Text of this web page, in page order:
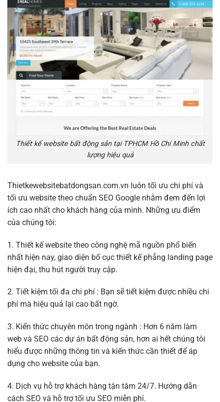
Thiết kế website bất động sản tại TPHCM Hồ Chí Minh chất
lượng hiệu quả
Thietkewebsitebatdongsan.com.vn luôn tối ưu chi phí và
tối ưu website theo chuẩn SEO Google nhằm đem đến lợi
ích cao nhất cho khách hàng của mình. Những ưu điểm
của chúng tôi:
1. Thiết kế website theo công nghệ mã nguồn phổ biến
nhất hiện nay, giao diện bố cục thiết kế phẳng landing page
hiện đại, thu hút người truy cập.
2. Tiết kiệm tối đa chi phí : Bạn sẽ tiết kiệm được nhiều chi
phí mà hiệu quả lại cao bất ngờ.
3. Kiến thức chuyên môn trong ngành : Hơn 6 năm làm
web và SEO các dự án bất động sản, hơn ai hết chúng tôi
hiểu được những thông tin và kiến thức cần thiết để áp
dụng cho website của bạn.
4. Dịch vụ hỗ trợ khách hàng tận tâm 24/7. Hướng dẫn
cách SEO và hỗ trợ tối ưu SEO miễn phí.